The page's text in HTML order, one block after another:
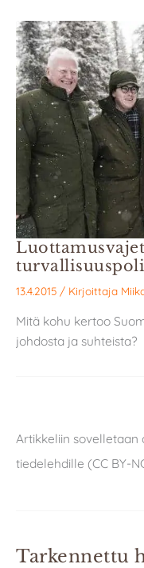
13.4.2015 / Kirjoittaja
Mitä kohu kertoo
johdosta ja suhteista?
Artikkeliin sovelletaan
tiedelehdille (CC BY-
Tarkennettu